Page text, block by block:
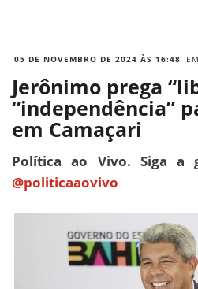
05 DE NOVEMBRO DE 2024 ÀS 16:48 EM
Jerônimo prega
“independência”
em Camaçari
Política ao Vivo. Siga a
@politicaaovivo